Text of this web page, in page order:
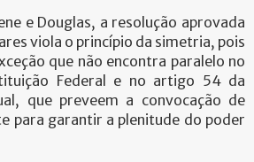
e Douglas, a resolução aprovada
viola o princípio da simetria, pois
que não encontra paralelo no
Federal e no artigo 54 da
que preveem a convocação de
para garantir a plenitude do poder